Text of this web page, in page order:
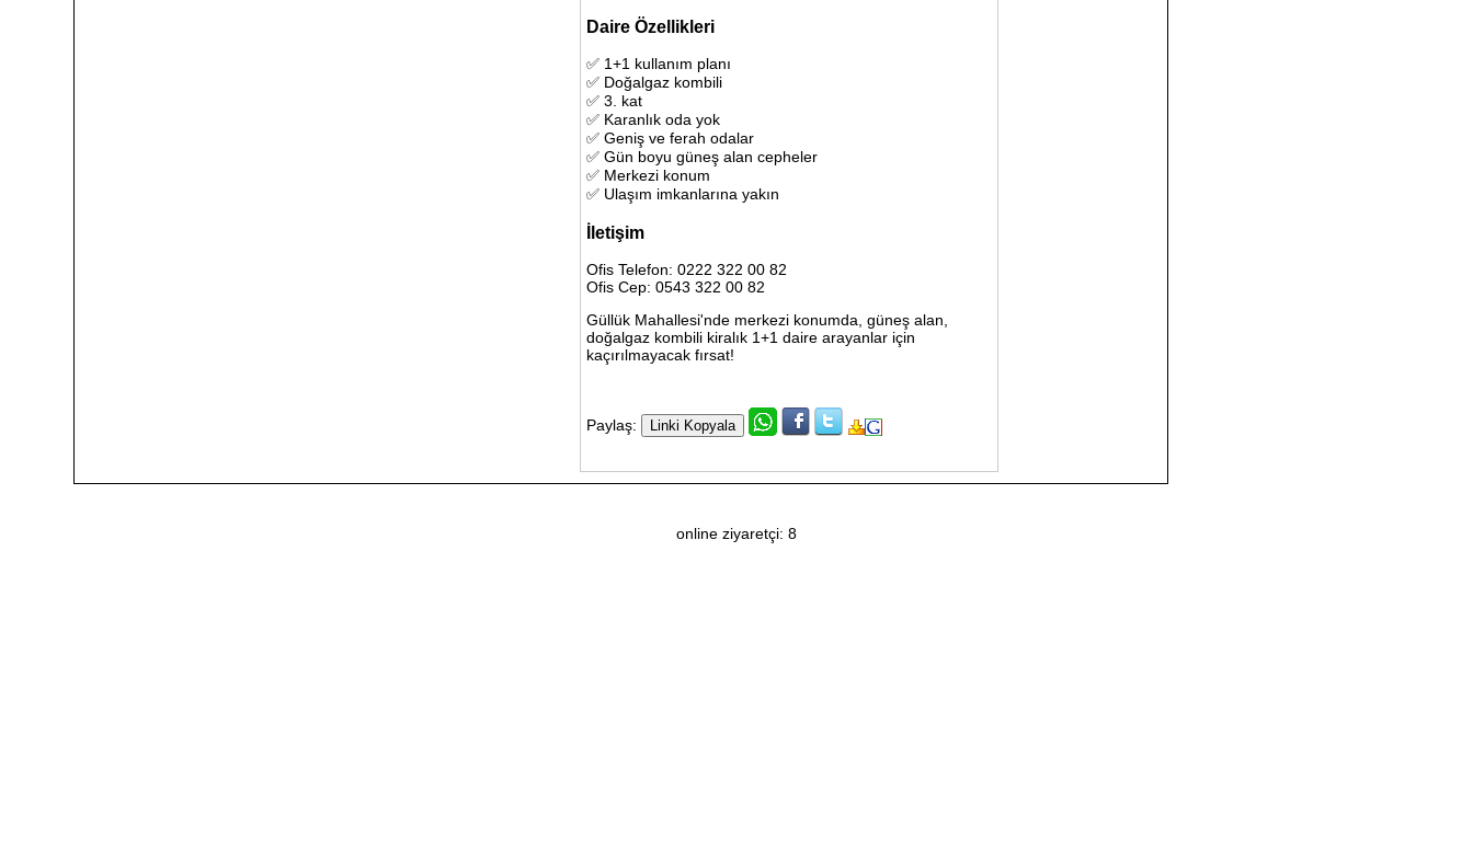
Daire Özellikleri
✅ 1+1 kullanım planı
✅ Doğalgaz kombili
✅ 3. kat
✅ Karanlık oda yok
✅ Geniş ve ferah odalar
✅ Gün boyu güneş alan cepheler
✅ Merkezi konum
✅ Ulaşım imkanlarına yakın
İletişim
Ofis Telefon: 0222 322 00 82
Ofis Cep: 0543 322 00 82
Güllük Mahallesi'nde merkezi konumda, güneş alan,
doğalgaz kombili kiralık 1+1 daire arayanlar için
kaçırılmayacak fırsat!
Paylaş:
online ziyaretçi: 8